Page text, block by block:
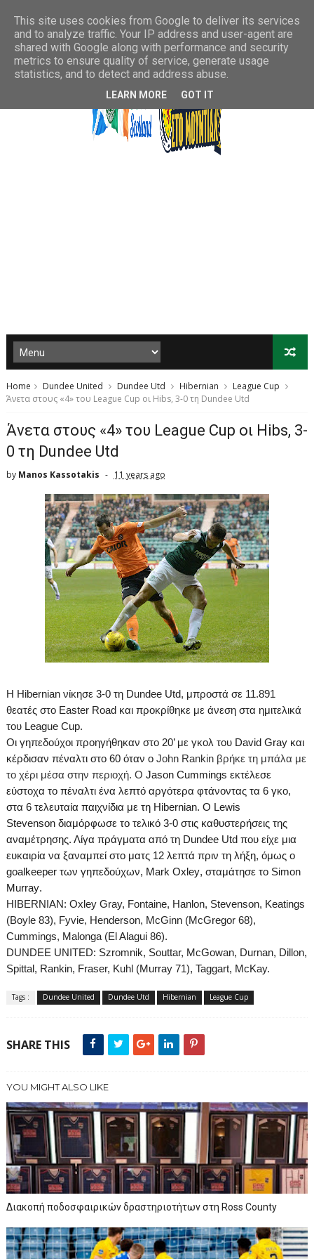
Home Dundee United Dundee Utd Hibernian
League Cup
Άνετα στους «4» του League Cup oι Hibs, 3-0 τη Dundee Utd
Άνετα στους «4» του League Cup oι Hibs, 3-
0 τη Dundee Utd
by Manos Kassotakis 11 years ago
H Hibernianνίκησε 3-0 τη Dundee Utd, μπροστά σε 11.891
θεατές στο Easter Roadκαι προκρίθηκε με άνεση στα ημιτελικά
του League Cup.
Oι γηπεδούχοι προηγήθηκαν στο 20’με γκολ του David Gray και
κέρδισαν πέναλτι στο 60 όταν ο John Rankin βρήκε τη μπάλα με
το χέρι μέσα στην περιοχή. Ο Jason Cummings εκτέλεσε
εύστοχα το πέναλτι ένα λεπτό αργότερα φτάνοντας τα 6 γκο,
στα 6 τελευταία παιχνίδια με τη Hibernian. O Lewis
Stevenson διαμόρφωσε το τελικό 3-0 στις καθυστερήσεις της
αναμέτρησης. Λίγα πράγματα από τη Dundee Utdπου είχε μια
ευκαιρία να ξαναμπεί στο ματς 12 λεπτά πριν τη λήξη, όμως ο
goalkeeperτων γηπεδούχων, Mark Oxley, σταμάτησε το Simon
Murray.
HIBERNIAN: Oxley Gray, Fontaine, Hanlon, Stevenson, Keatings
(Boyle 83), Fyvie, Henderson, McGinn (McGregor 68),
Cummings, Malonga (El Alagui 86).
DUNDEE UNITED: Szromnik, Souttar, McGowan, Durnan, Dillon,
Spittal, Rankin, Fraser, Kuhl (Murray 71), Taggart, McKay.
Tags : Dundee United Dundee Utd Hibernian League Cup
SHARE THIS
YOU MIGHT ALSO LIKE
Διακοπή ποδοσφαιρικών δραστηριοτήτων στη Ross County
This site uses cookies from Google to deliver its services
and to analyze traffic. Your IP address and user-agent are
shared with Google along with performance and security
metrics to ensure quality of service, generate usage
statistics, and to detect and address abuse.
LEARN MORE GOT IT